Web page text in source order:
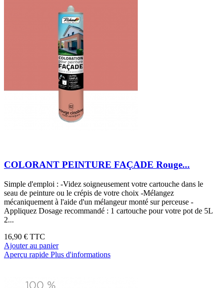
COLORANT PEINTURE FAÇADE Rouge...
Simple d'emploi : -Videz soigneusement votre cartouche dans le
seau de peinture ou le crépis de votre choix -Mélangez
mécaniquement à l'aide d'un mélangeur monté sur perceuse -
Appliquez Dosage recommandé : 1 cartouche pour votre pot de 5L
2...
16,90 € TTC
Ajouter au panier
Aperçu rapide Plus d'informations